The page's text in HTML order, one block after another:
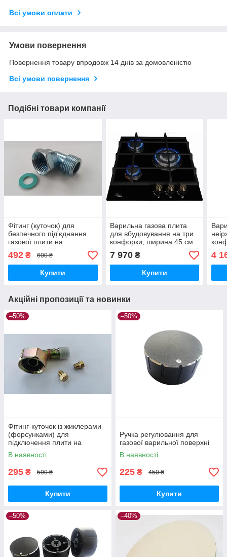
Всі умови оплати
Умови повернення
Повернення товару впродовж 14 днів за домовленістю
Всі умови повернення
Подібні товари компанії
Фітинг (куточок) для
безпечного під'єднання
газової плити на
492 ₴ 600 ₴
Купити
Варильна газова плита
для вбудовування на три
конфорки, ширина 45 см.
Luxor RG 445. Чорне скло,
чавун, контроль,
автозапалювання.
7 970₴
Купити
4
Акційні пропозиції та новинки
–50%
Фітинг-куточок із жиклерами
(форсунками) для
підключення плити на
балонний газ.
В наявності
295 ₴ 590 ₴
Купити
–50%
Ручка регулювання для
газової варильної поверхні
В наявності
225 ₴ 450 ₴
Купити
–50% –40%